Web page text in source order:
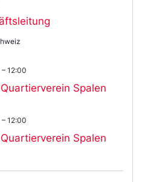
Spalen
– 12:00
Spalen
– 12:00